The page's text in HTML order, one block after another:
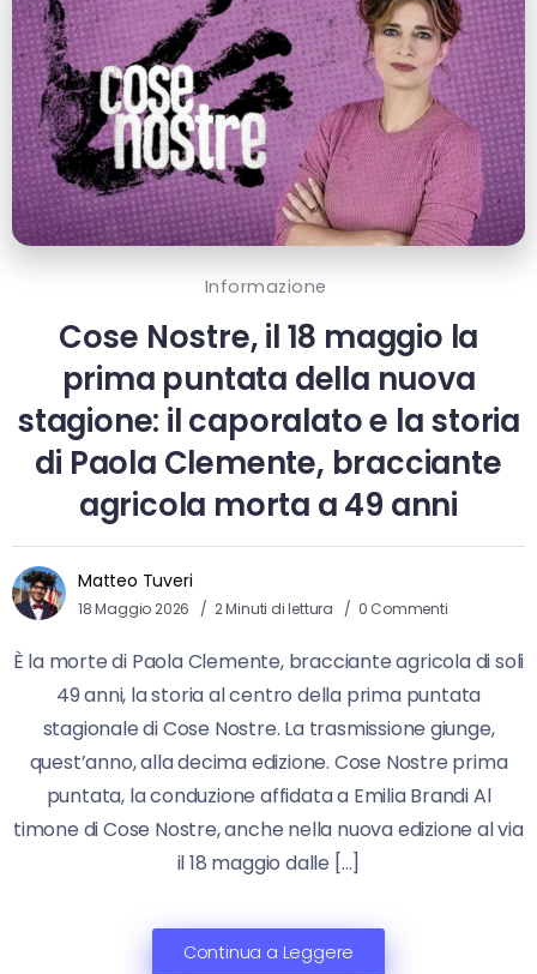
Informazione
Cose Nostre, il 18 maggio la
prima puntata della nuova
stagione: il caporalato e la storia
di Paola Clemente, bracciante
agricola morta a 49 anni
Matteo Tuveri
18 Maggio 2026 2 Minuti di lettura 0 Commenti
È la morte di Paola Clemente, bracciante agricola di soli
49 anni, la storia al centro della prima puntata
stagionale di Cose Nostre. La trasmissione giunge,
quest’anno, alla decima edizione. Cose Nostre prima
puntata, la conduzione affidata a Emilia Brandi Al
timone di Cose Nostre, anche nella nuova edizione al via
il 18 maggio dalle […]
Continua a Leggere